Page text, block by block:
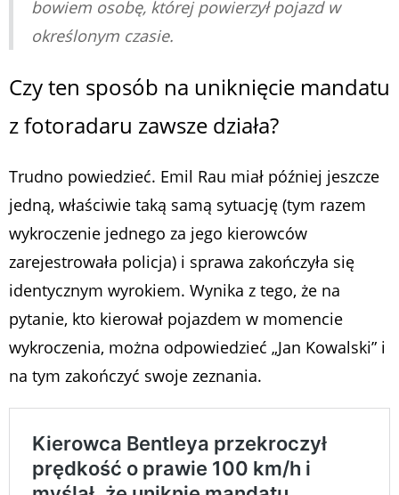
bowiem osobę, której powierzył pojazd w
określonym czasie.
Czy ten sposób na uniknięcie mandatu
z fotoradaru zawsze działa?
Trudno powiedzieć. Emil Rau miał później jeszcze
jedną, właściwie taką samą sytuację (tym razem
wykroczenie jednego za jego kierowców
zarejestrowała policja) i sprawa zakończyła się
identycznym wyrokiem. Wynika z tego, że na
pytanie, kto kierował pojazdem w momencie
wykroczenia, można odpowiedzieć „Jan Kowalski” i
na tym zakończyć swoje zeznania.